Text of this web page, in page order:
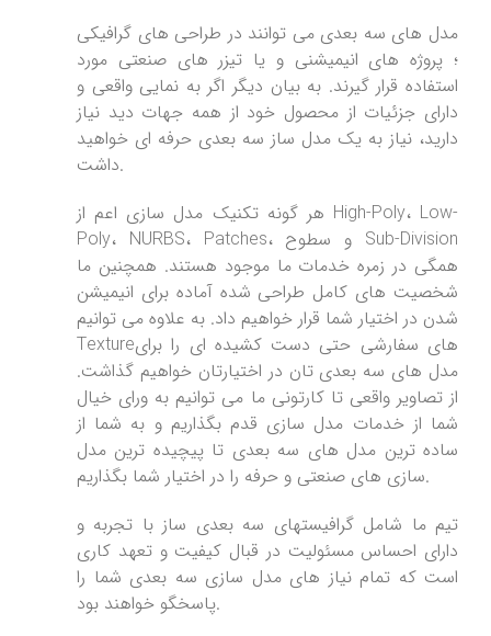
مدل های سه بعدی می توانند در طراحی های گرافیکی
؛ پروژه های انیمیشنی و یا تیزر های صنعتی مورد
استفاده قرار گیرند. به بیان دیگر اگر به نمایی واقعی و
دارای جزئیات از محصول خود از همه جهات دید نیاز
دارید، نیاز به یک مدل ساز سه بعدی حرفه ای خواهید
داشت.
هر گونه تکنیک مدل سازی اعم از High-Poly، Low-
Poly، NURBS، Patches، و سطوح Sub-Division
همگی در زمره خدمات ما موجود هستند. همچنین ما
شخصیت های کامل طراحی شده آماده برای انیمیشن
شدن در اختیار شما قرار خواهیم داد. به علاوه می توانیم
Textureهای سفارشی حتی دست کشیده ای را برای
مدل های سه بعدی تان در اختیارتان خواهیم گذاشت.
از تصاویر واقعی تا کارتونی ما می توانیم به ورای خیال
شما از خدمات مدل سازی قدم بگذاریم و به شما از
ساده ترین مدل های سه بعدی تا پیچیده ترین مدل
سازی های صنعتی و حرفه را در اختیار شما بگذاریم.
تیم ما شامل گرافیستهای سه بعدی ساز با تجربه و
دارای احساس مسئولیت در قبال کیفیت و تعهد کاری
است که تمام نیاز های مدل سازی سه بعدی شما را
پاسخگو خواهند بود.